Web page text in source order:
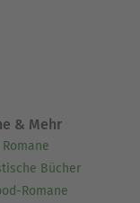
& Mehr
Bücher
Romane